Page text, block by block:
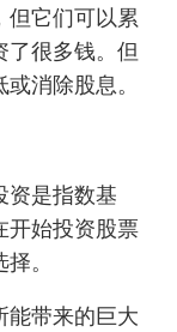
但它们可以累
了很多钱。但
消除股息。
资是指数基
开始投资股票
。
能带来的巨大